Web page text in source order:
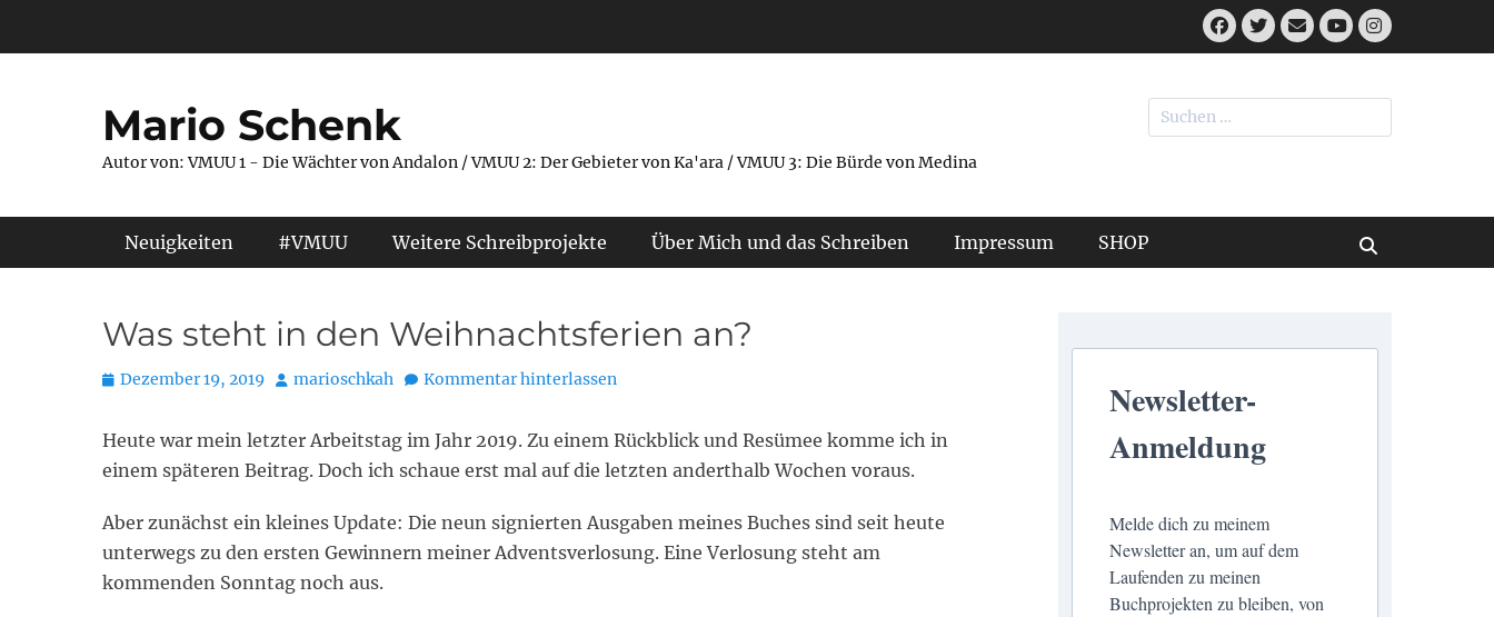
Facebook
Twitter
E-
MailYouTube
Instagram
Mario Schenk
Autor von: VMUU 1 - Die Wächter von Andalon / VMUU 2: Der Gebieter von Ka'ara / VMUU 3: Die Bürde von Medina
Suchen
nach:
Primäres Menü
Neuigkeiten #VMUU Weitere Schreibprojekte Über Mich und das Schreiben Impressum SHOP
Was steht in den Weihnachtsferien an?
Posted
Dezember 19, 2019 Autor
marioschkah Kommentar hinterlassen
Heute war mein letzter Arbeitstag im Jahr 2019. Zu einem Rückblick und Resümee komme ich in
einem späteren Beitrag. Doch ich schaue erst mal auf die letzten anderthalb Wochen voraus.
Aber zunächst ein kleines Update: Die neun signierten Ausgaben meines Buches sind seit heute
unterwegs zu den ersten Gewinnern meiner Adventsverlosung. Eine Verlosung steht am
kommenden Sonntag noch aus.
Newsletter-
Anmeldung
Melde dich zu meinem
Newsletter an, um auf dem
Laufenden zu meinen
Buchprojekten zu bleiben, von